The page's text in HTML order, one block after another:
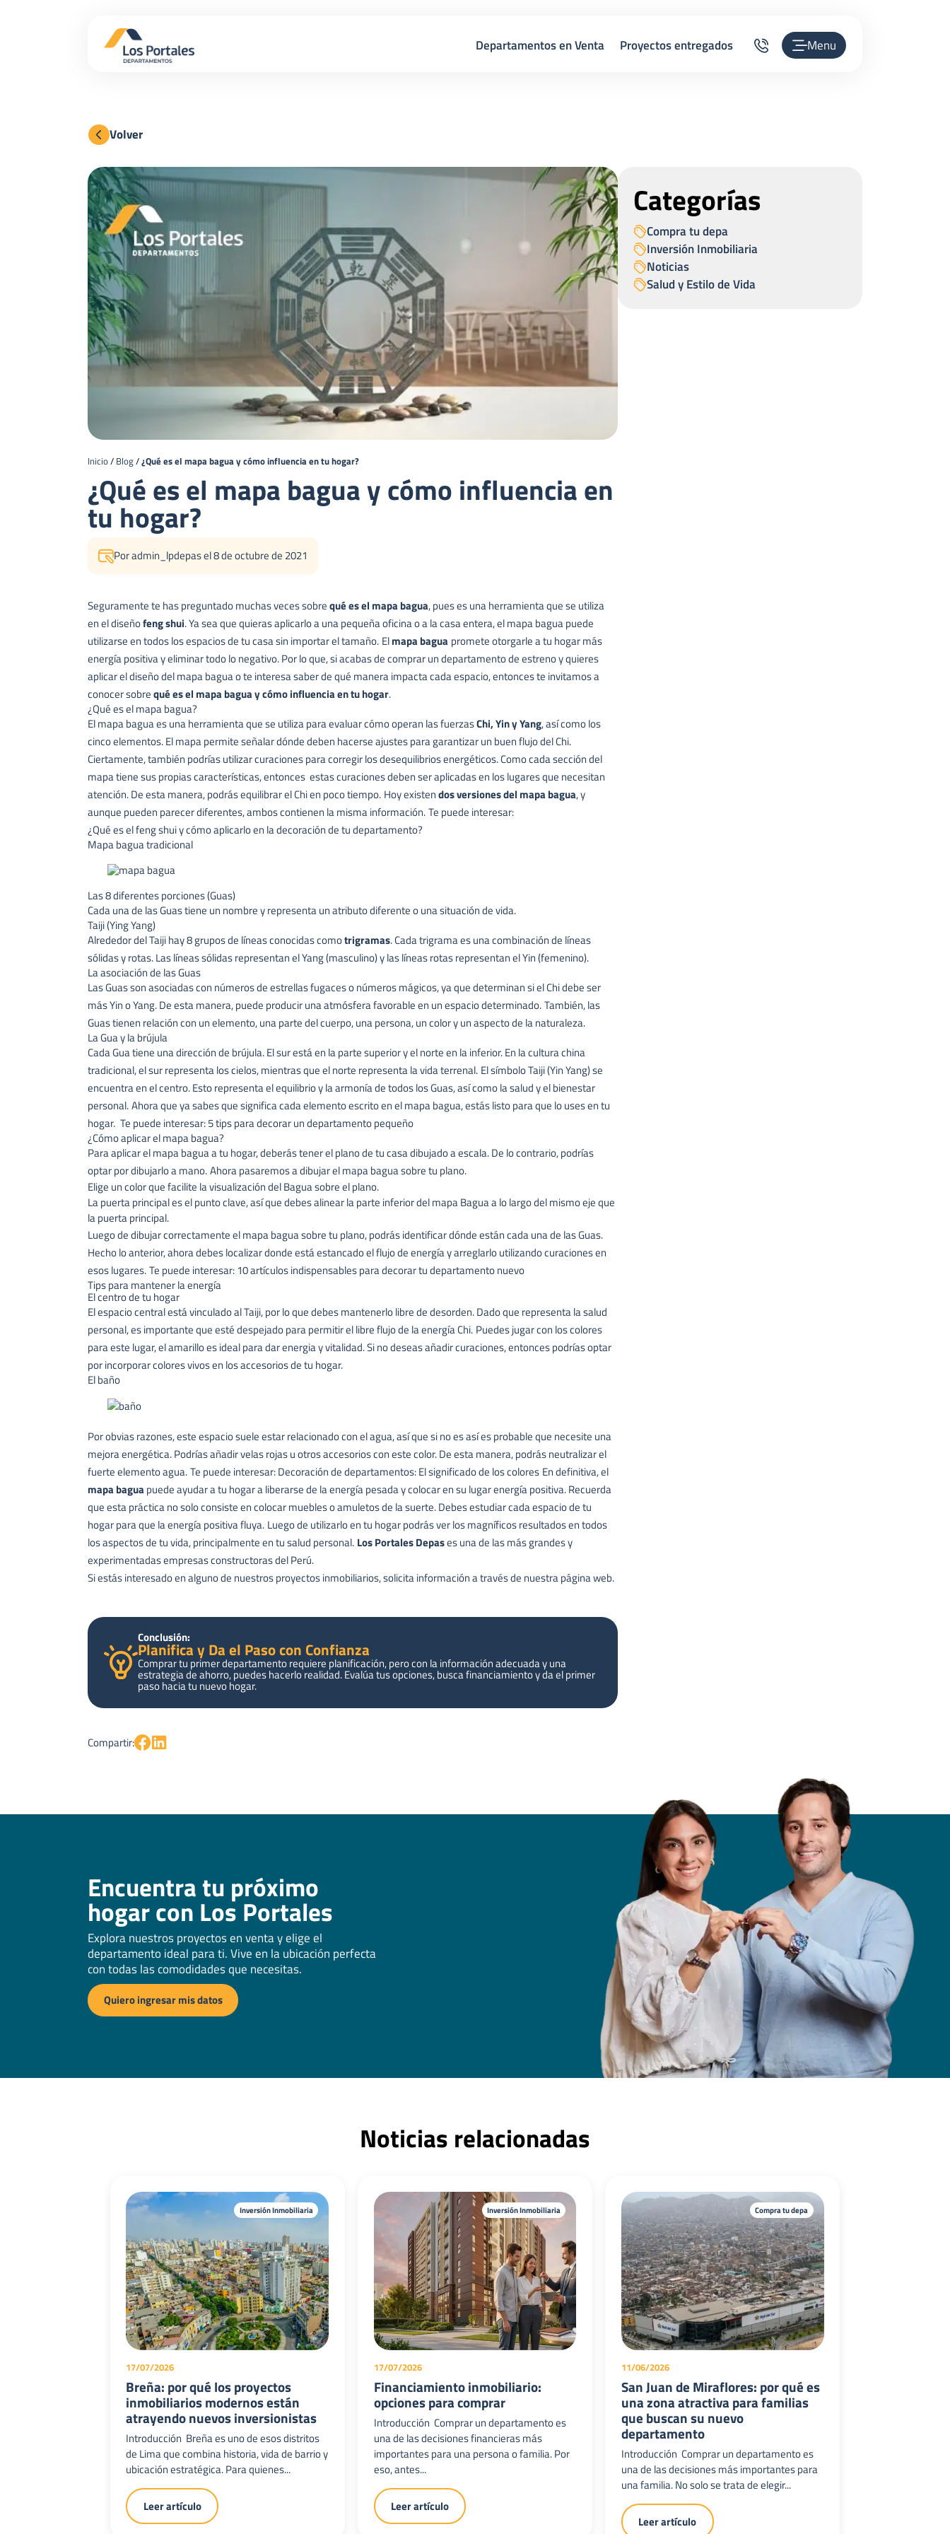
Departamentos en Venta Proyectos entregados Menu
Volver
Inicio/ Blog/¿Qué es el mapa bagua y cómo influencia en tu hogar?
¿Qué es el mapa bagua y cómo influencia en
tu hogar?
Por admin_lpdepas el 8 de octubre de 2021
Seguramente te has preguntado muchas veces sobrequé es el mapa bagua, pues es una herramienta que se utiliza
en el diseñofeng shui. Ya sea que quieras aplicarlo a una pequeña oficina o a la casa entera, el mapa bagua puede
utilizarse en todos los espacios de tu casa sin importar el tamaño. Elmapa bagua promete otorgarle a tu hogar más
energía positiva y eliminar todo lo negativo. Por lo que, si acabas decomprar un departamento de estrenoy quieres
aplicar el diseño del mapa bagua o te interesa saber de qué manera impacta cada espacio, entonces te invitamos a
conocer sobrequé es el mapa bagua y cómo influencia en tu hogar.
¿Qué es el mapa bagua?
El mapa bagua es una herramienta que se utiliza para evaluar cómo operan las fuerzasChi, Yin y Yang, así como los
cinco elementos. El mapa permite señalar dónde deben hacerse ajustes para garantizar un buen flujo del Chi.
Ciertamente, también podrías utilizar curaciones para corregir los desequilibrios energéticos. Como cada sección del
mapa tiene sus propias características, entonces estas curaciones deben ser aplicadas en los lugares que necesitan
atención. De esta manera, podrás equilibrar el Chi en poco tiempo. Hoy existendos versiones del mapa bagua, y
aunque pueden parecer diferentes, ambos contienen la misma información.Te puede interesar:
¿Qué es el feng shui y cómo aplicarlo en la decoración de tu departamento?
Mapa bagua tradicional
Las 8 diferentes porciones (Guas)
Cada una de las Guas tiene un nombre y representa un atributo diferente o una situación de vida.
Taiji (Ying Yang)
Alrededor del Taiji hay 8 grupos de líneas conocidas comotrigramas. Cada trigrama es una combinación de líneas
sólidas y rotas. Las líneas sólidas representan el Yang (masculino) y las líneas rotas representan el Yin (femenino).
La asociación de las Guas
Las Guas son asociadas con números de estrellas fugaces o números mágicos, ya que determinan si el Chi debe ser
más Yin o Yang. De esta manera, puede producir una atmósfera favorable en un espacio determinado.También, las
Guas tienen relación con un elemento, una parte del cuerpo, una persona, un color y un aspecto de la naturaleza.
La Gua y la brújula
Cada Gua tiene una dirección de brújula. El sur está en la parte superior y el norte en la inferior. En la cultura china
tradicional, el sur representa los cielos, mientras que el norte representa la vida terrenal. El símbolo Taiji (Yin Yang) se
encuentra en el centro. Esto representa el equilibrio y la armonía de todos los Guas, así como la salud y el bienestar
personal.Ahora que ya sabes que significa cada elemento escrito en el mapa bagua, estás listo para que lo uses en tu
hogar. Te puede interesar:5 tips para decorar un departamento pequeño
¿Cómo aplicar el mapa bagua?
Para aplicar el mapa bagua a tu hogar, deberás tener el plano de tu casa dibujado a escala. De lo contrario, podrías
optar por dibujarlo a mano.Ahora pasaremos a dibujar el mapa bagua sobre tu plano.
Elige un color que facilite la visualización del Bagua sobre el plano.
La puerta principal es el punto clave, así que debes alinear la parte inferior del mapa Bagua a lo largo del mismo eje que
la puerta principal.
Luego de dibujar correctamente el mapa bagua sobre tu plano, podrás identificar dónde están cada una de las Guas.
Hecho lo anterior, ahora debes localizar donde está estancado el flujo de energía y arreglarlo utilizando curaciones en
esos lugares.Te puede interesar:10 artículos indispensables para decorar tu departamento nuevo
Tips para mantener la energía
El centro de tu hogar
El espacio central está vinculado al Taiji, por lo que debes mantenerlo libre de desorden. Dado que representa la salud
personal, es importante que esté despejado para permitir el libre flujo de la energía Chi. Puedes jugar con los colores
para este lugar, el amarillo es ideal para dar energia y vitalidad. Si no deseas añadir curaciones, entonces podrías optar
por incorporar colores vivos en los accesorios de tu hogar.
El baño
Por obvias razones, este espacio suele estar relacionado con el agua, así que si no es así es probable que necesite una
mejora energética. Podrías añadir velas rojas u otros accesorios con este color. De esta manera, podrás neutralizar el
fuerte elemento agua.Te puede interesar:Decoración de departamentos: El significado de los colores En definitiva, el
mapa baguapuede ayudar a tu hogar a liberarse de la energía pesada y colocar en su lugar energía positiva. Recuerda
que esta práctica no solo consiste en colocar muebles o amuletos de la suerte. Debes estudiar cada espacio de tu
hogar para que la energía positiva fluya. Luego de utilizarlo en tu hogar podrás ver los magníficos resultados en todos
los aspectos de tu vida, principalmente en tu salud personal. Los Portales Depases una de las más grandes y
experimentadas empresas constructoras del Perú.
Si estás interesado en alguno de nuestros proyectos inmobiliarios, solicita información a través de nuestra página web.
Conclusión:
Planifica y Da el Paso con Confianza
Comprar tu primer departamento requiere planificación, pero con la información adecuada y una
estrategia de ahorro, puedes hacerlo realidad. Evalúa tus opciones, busca financiamiento y da el primer
paso hacia tu nuevo hogar.
Compartir:
Categorías
Compra tu depa
Inversión Inmobiliaria
Noticias
Salud y Estilo de Vida
Encuentra tu próximo
hogar con Los Portales
Explora nuestros proyectos en venta y elige el
departamento ideal para ti. Vive en la ubicación perfecta
con todas las comodidades que necesitas.
Quiero ingresar mis datos
Noticias relacionadas
Inversión Inmobiliaria
17/07/2026
Breña: por qué los proyectos
inmobiliarios modernos están
atrayendo nuevos inversionistas
Introducción Breña es uno de esos distritos
de Lima que combina historia, vida de barrio y
ubicación estratégica. Para quienes...
Leer artículo
Inversión Inmobiliaria
17/07/2026
Financiamiento inmobiliario:
opciones para comprar
Introducción Comprar un departamento es
una de las decisiones financieras más
importantes para una persona o familia. Por
eso, antes...
Leer artículo
Compra tu depa
11/06/2026
San Juan de Miraflores: por qué es
una zona atractiva para familias
que buscan su nuevo
departamento
Introducción Comprar un departamento es
una de las decisiones más importantes para
una familia. No solo se trata de elegir...
Leer artículo